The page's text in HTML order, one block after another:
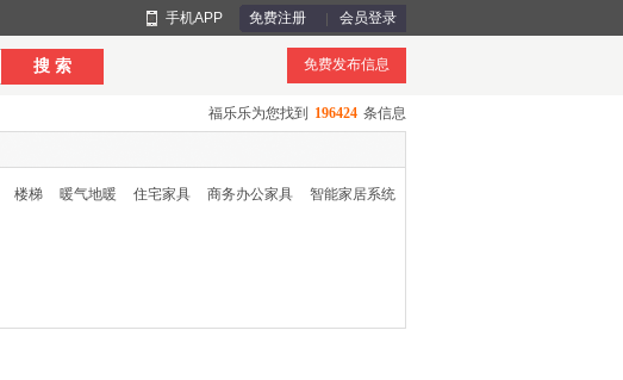
手机APP 免费注册 会员登录
搜 索 免费发布信息
福乐乐为您找到 196424 条信息
楼梯 暖气地暖 住宅家具 商务办公家具
智能家居系统